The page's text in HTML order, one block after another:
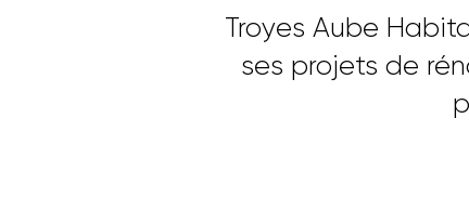
Troyes Aube
ses projets de